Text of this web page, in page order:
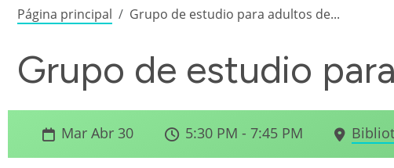
Sobrescribir enlaces de
Página principal Grupo de estudio para adultos de...
Grupo de estudio
Mar Abr 30 5:30 PM - 7:45 PM